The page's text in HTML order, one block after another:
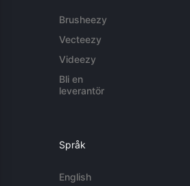
Brusheezy
Vecteezy
Videezy
Bli en
leverantör
Språk
English